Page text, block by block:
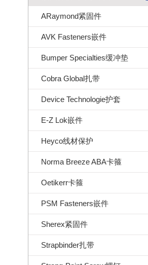
ARaymond紧固件
AVK Fasteners嵌件
Bumper Specialties缓冲垫
Cobra Global扎带
Device Technologie护套
E-Z Lok嵌件
Heyco线材保护
Norma Breeze ABA卡箍
Oetikerr卡箍
PSM Fasteners嵌件
Sherex紧固件
Strapbinder扎带